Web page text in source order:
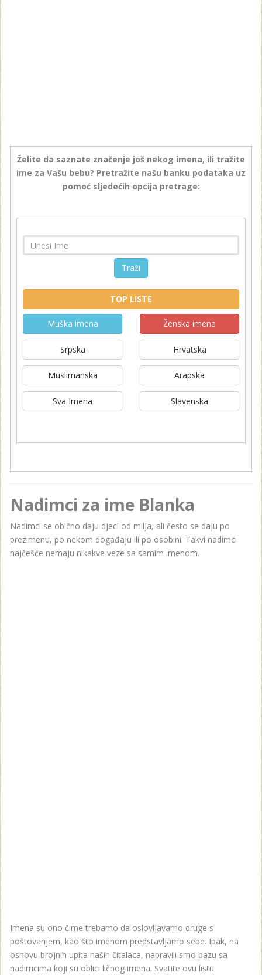
Želite da saznate značenje još nekog imena, ili tražite
ime za Vašu bebu? Pretražite našu banku podataka uz
pomoć sljedećih opcija pretrage:
Traži
TOP LISTE
Muška imena Ženska imena
Srpska Hrvatska
Muslimanska Arapska
Sva Imena Slavenska
Nadimci za ime Blanka
Nadimci se obično daju djeci od milja, ali često se daju po
prezimenu, po nekom događaju ili po osobini. Takvi nadimci
najčešće nemaju nikakve veze sa samim imenom.
Imena su ono čime trebamo da oslovljavamo druge s
poštovanjem, kao što imenom predstavljamo sebe. Ipak, na
osnovu brojnih upita naših čitalaca, napravili smo bazu sa
nadimcima koji su oblici ličnog imena. Svatite ovu listu